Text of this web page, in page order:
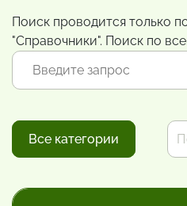
Поиск проводится только
"Справочники". Поиск по
Все категории